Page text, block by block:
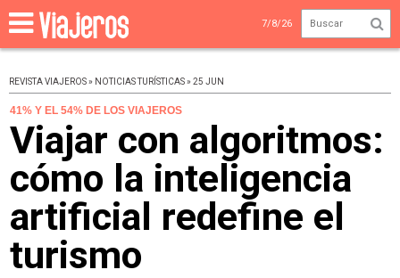
7/8/26
REVISTA VIAJEROS » NOTICIAS TURÍSTICAS » 25 JUN
41% Y EL 54% DE LOS VIAJEROS
Viajar con algoritmos:
cómo la inteligencia
artificial redefine el
turismo